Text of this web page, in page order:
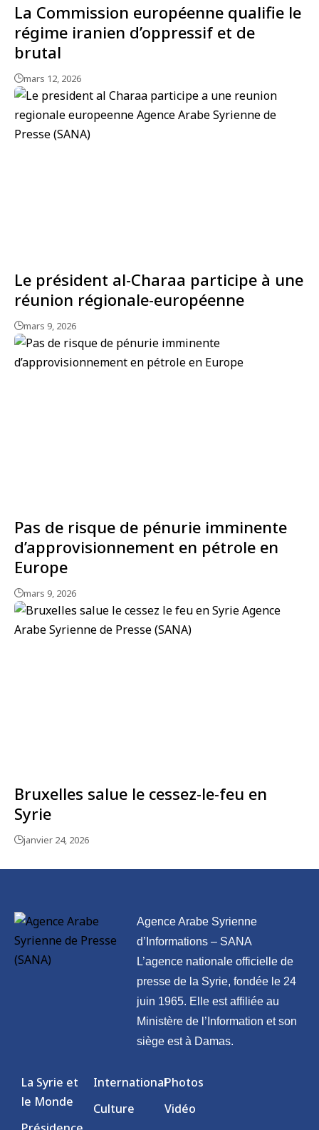
La Commission européenne qualifie le
régime iranien d’oppressif et de
brutal
mars 12, 2026
Le président al-Charaa participe à une
réunion régionale-européenne
mars 9, 2026
Pas de risque de pénurie imminente
d’approvisionnement en pétrole en
Europe
mars 9, 2026
Bruxelles salue le cessez-le-feu en
Syrie
janvier 24, 2026
Agence Arabe Syrienne
d’Informations – SANA
L’agence nationale officielle de
presse de la Syrie, fondée le 24
juin 1965. Elle est affiliée au
Ministère de l’Information et son
siège est à Damas.
La Syrie et
le Monde
International
Culture
Photos
Vidéo